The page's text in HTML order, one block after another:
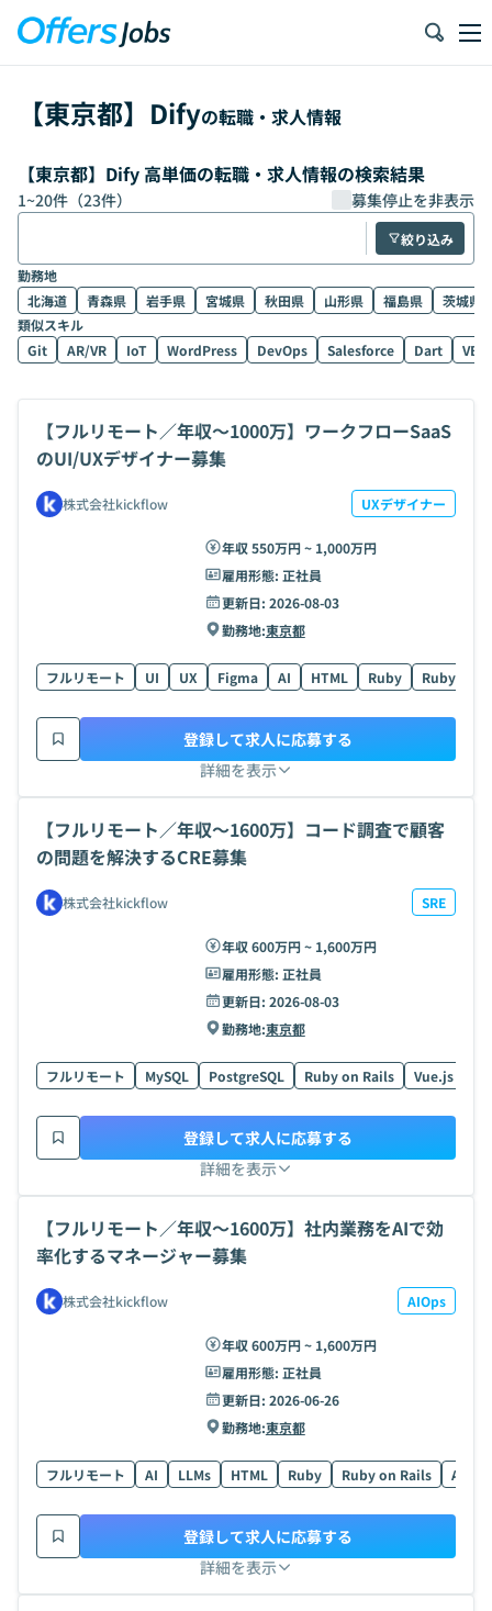
【東京都】 Difyの転職・求人情報
【東京都】Dify 高単価の転職・求人情報の検索結果
1~20件（23件） 募集停止を非表示
絞り込み
勤務地
北海道
青森県 岩手県 宮城県 秋田県 山形県 福島県
茨城県
類似スキル
Git
AR/VR IoT WordPress DevOps Salesforce Dart
【フルリモート／年収〜1000万】ワークフローSaaS
のUI/UXデザイナー募集
株式会社kickflow UXデザイナー
年収 550万円 ~ 1,000万円
雇用形態: 正社員
更新日: 2026-08-03
勤務地:東京都
フルリモート UI UX Figma AI HTML Ruby Ruby on
詳細を表示
登録して求人に応募する
【フルリモート／年収〜1600万】コード調査で顧客
の問題を解決するCRE募集
株式会社kickflow SRE
年収 600万円 ~ 1,600万円
雇用形態: 正社員
更新日: 2026-08-03
勤務地:東京都
フルリモート MySQL PostgreSQL Ruby on Rails Vue.js
詳細を表示
登録して求人に応募する
【フルリモート／年収〜1600万】社内業務をAIで効
率化するマネージャー募集
株式会社kickflow AIOps
年収 600万円 ~ 1,600万円
雇用形態: 正社員
更新日: 2026-06-26
勤務地:東京都
フルリモート AI LLMs HTML Ruby Ruby on Rails AWS
詳細を表示
登録して求人に応募する